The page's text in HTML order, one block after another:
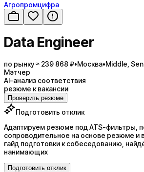
Агропромцифра
Data Engineer
по рынку ≈ 239 868 ₽•Москва•Middle,
Мэтчер
AI-анализ соответствия
резюме к вакансии
Проверить резюме
Подготовить отклик
Адаптируем резюме под ATS-фильтры,
сопроводительное на основе резюме и
гайд подготовки к собеседованию,
нанимающих
Подготовить отклик